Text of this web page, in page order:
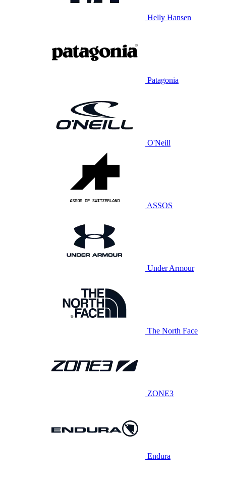
Helly Hansen
Patagonia
O'Neill
ASSOS
Under Armour
The North Face
ZONE3
Endura